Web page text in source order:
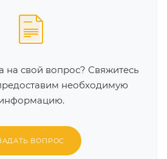
на свой вопрос? Свяжитесь
необходимую
ВОПРОС